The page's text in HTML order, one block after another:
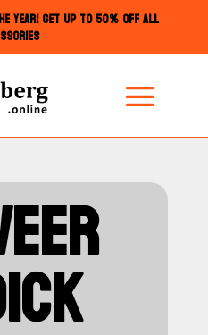
YEAR! GET UP TO 50% OFF ALL